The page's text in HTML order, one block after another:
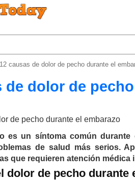
12 causas de dolor de pecho durante el
de dolor de
es un síntoma común durante
de salud más serios.
que requieren atención médica
dolor de pecho durante